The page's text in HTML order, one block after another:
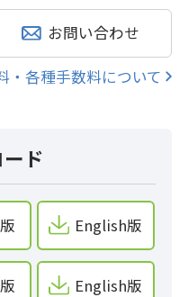
お問い合わせ
・各種手数料について
ド
English版
English版